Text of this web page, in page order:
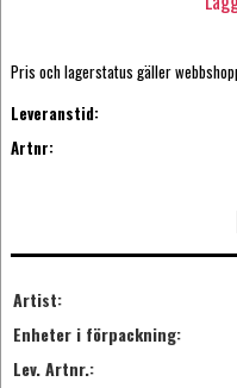
Pris och lagerstatus gäller
Leveranstid:
Artnr:
Artist:
Enheter i förpackning:
Lev. Artnr.: